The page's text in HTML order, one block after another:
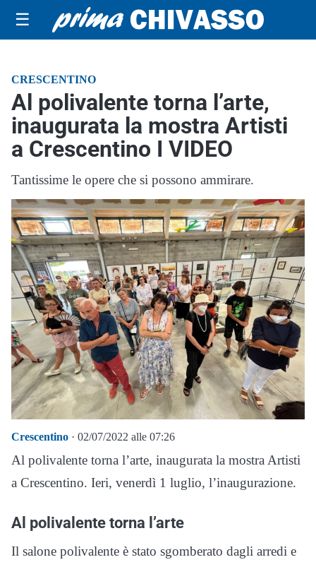
☰
CRESCENTINO
Al polivalente torna l’arte,
inaugurata la mostra Artisti
a Crescentino I VIDEO
Tantissime le opere che si possono ammirare.
Crescentino · 02/07/2022 alle 07:26
Al polivalente torna l’arte, inaugurata la mostra Artisti
a Crescentino. Ieri, venerdì 1 luglio, l’inaugurazione.
Al polivalente torna l’arte
Il salone polivalente è stato sgomberato dagli arredi e